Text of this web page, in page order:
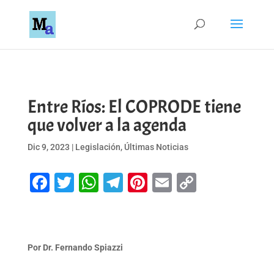
Entre Ríos: El COPRODE tiene
que volver a la agenda
Dic 9, 2023 | Legislación, Últimas Noticias
Facebook
Twitter
WhatsApp
Telegram
Pinterest
EmailCopy
Por Dr. Fernando Spiazzi